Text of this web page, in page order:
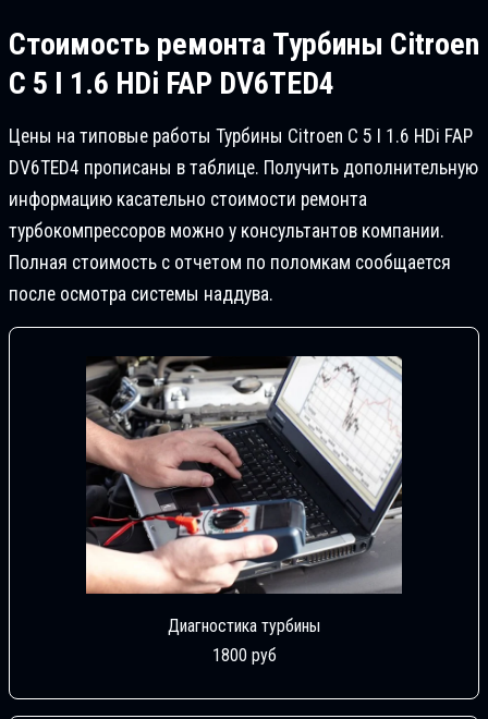
Стоимость ремонта Турбины Citroen
C 5 I 1.6 HDi FAP DV6TED4
Цены на типовые работы Турбины Citroen C 5 I 1.6 HDi FAP
DV6TED4 прописаны в таблице. Получить дополнительную
информацию касательно стоимости ремонта
турбокомпрессоров можно у консультантов компании.
Полная стоимость с отчетом по поломкам сообщается
после осмотра системы наддува.
Диагностика турбины
1800 руб